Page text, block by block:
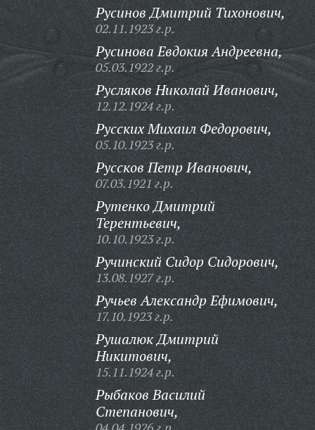
Русинов Дмитрий Тихонович,
02.11.1923 г.р.
Русинова Евдокия Андреевна,
05.03.1922 г.р.
Русляков Николай Иванович,
12.12.1924 г.р.
Русских Михаил Федорович,
05.10.1923 г.р.
Руссков Петр Иванович,
07.03.1921 г.р.
Рутенко Дмитрий
Терентьевич,
10.10.1923 г.р.
Ручинский Сидор Сидорович,
13.08.1927 г.р.
Ручьев Александр Ефимович,
17.10.1923 г.р.
Рушалюк Дмитрий
Никитович,
15.11.1924 г.р.
Рыбаков Василий
Степанович,